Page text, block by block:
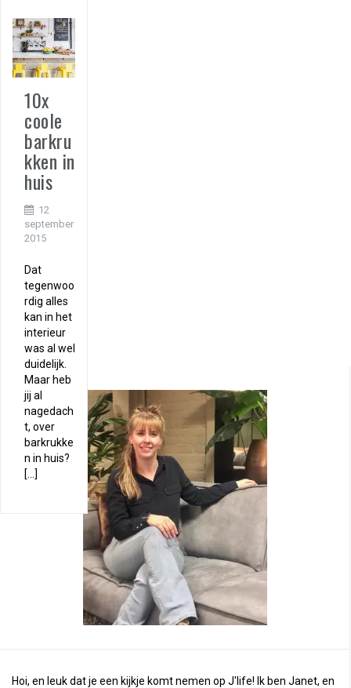
10x
coole
barkru
kken in
huis
12
september
2015
Dat
tegenwoo
rdig alles
kan in het
interieur
was al wel
duidelijk.
Maar heb
jij al
nagedach
t, over
barkrukke
n in huis?
[…]
Hoi, en leuk dat je een kijkje komt nemen op J'life! Ik ben Janet, en